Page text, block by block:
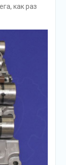
как раз